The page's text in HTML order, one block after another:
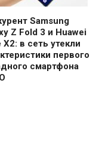
Samsung
Z Fold 3 и Huawei
X2: в сеть утекли
первого
смартфона